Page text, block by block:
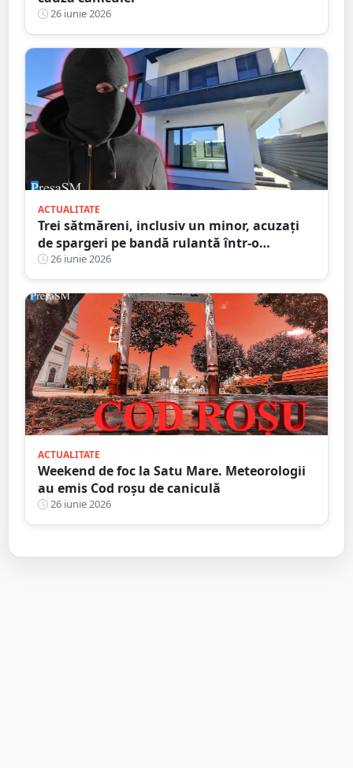
26 iunie 2026
ACTUALITATE
Trei sătmăreni, inclusiv un minor, acuzați
de spargeri pe bandă rulantă într-o
localitate din Satu Mare. Unul dintre ei,
arestat preventiv
26 iunie 2026
ACTUALITATE
Weekend de foc la Satu Mare. Meteorologii
au emis Cod roșu de caniculă
26 iunie 2026